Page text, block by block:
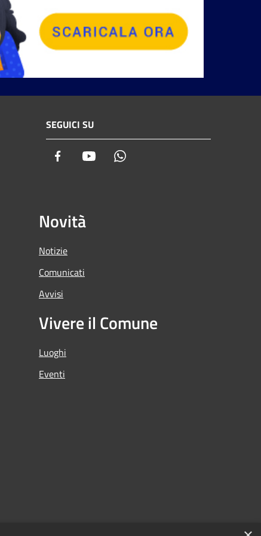
SEGUICI SU
Facebook Youtube
Novità
Notizie
Comunicati
Avvisi
Vivere il Comune
Luoghi
Eventi